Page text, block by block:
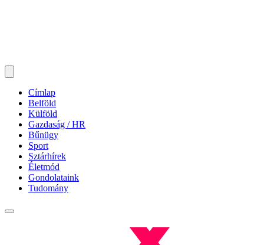
Címlap
Belföld
Külföld
Gazdaság / HR
Bűnügy
Sport
Sztárhírek
Életmód
Gondolataink
Tudomány